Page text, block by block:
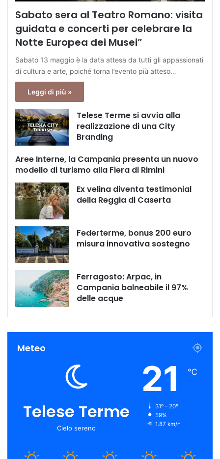
Sabato sera al Teatro Romano: visita
guidata e concerti per celebrare la
Notte Europea dei Musei”
Sabato 13 maggio è la data attesa da tutti gli appassionati
di cultura e arte, poiché torna l’evento più atteso…
Leggi di più »
Telese Terme si avvia alla
realizzazione di una City
Branding
Aree Interne, la Campania presenta un nuovo
modello di turismo alla Fiera di Rimini
Ex velina diventa testimonial
della Reggia di Caserta
Federterme, bonus 200 euro
misura innovativa sostegno
Ferragosto: Arpac, in
Campania balneabile il 97%
delle acque
Meteo
Telese Terme
Cielo sereno
21 ℃
31º - 20º
59%
1.87 km/h